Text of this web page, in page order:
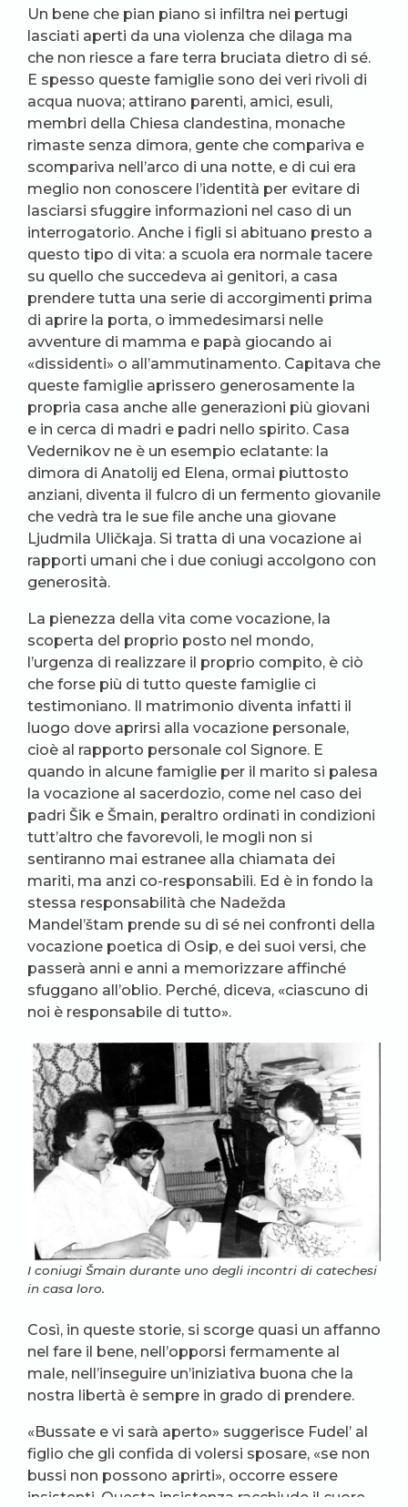
Un bene che pian piano si infiltra nei pertugi
lasciati aperti da una violenza che dilaga ma
che non riesce a fare terra bruciata dietro di sé.
E spesso queste famiglie sono dei veri rivoli di
acqua nuova; attirano parenti, amici, esuli,
membri della Chiesa clandestina, monache
rimaste senza dimora, gente che compariva e
scompariva nell’arco di una notte, e di cui era
meglio non conoscere l’identità per evitare di
lasciarsi sfuggire informazioni nel caso di un
interrogatorio. Anche i figli si abituano presto a
questo tipo di vita: a scuola era normale tacere
su quello che succedeva ai genitori, a casa
prendere tutta una serie di accorgimenti prima
di aprire la porta, o immedesimarsi nelle
avventure di mamma e papà giocando ai
«dissidenti» o all’ammutinamento. Capitava che
queste famiglie aprissero generosamente la
propria casa anche alle generazioni più giovani
e in cerca di madri e padri nello spirito. Casa
Vedernikov ne è un esempio eclatante: la
dimora di Anatolij ed Elena, ormai piuttosto
anziani, diventa il fulcro di un fermento giovanile
che vedrà tra le sue file anche una giovane
Ljudmila Uličkaja. Si tratta di una vocazione ai
rapporti umani che i due coniugi accolgono con
generosità.
La pienezza della vita come vocazione, la
scoperta del proprio posto nel mondo,
l’urgenza di realizzare il proprio compito, è ciò
che forse più di tutto queste famiglie ci
testimoniano. Il matrimonio diventa infatti il
luogo dove aprirsi alla vocazione personale,
cioè al rapporto personale col Signore. E
quando in alcune famiglie per il marito si palesa
la vocazione al sacerdozio, come nel caso dei
padri Šik e Šmain, peraltro ordinati in condizioni
tutt’altro che favorevoli, le mogli non si
sentiranno mai estranee alla chiamata dei
mariti, ma anzi co-responsabili. Ed è in fondo la
stessa responsabilità che Nadežda
Mandel’štam prende su di sé nei confronti della
vocazione poetica di Osip, e dei suoi versi, che
passerà anni e anni a memorizzare affinché
sfuggano all’oblio. Perché, diceva, «ciascuno di
noi è responsabile di tutto».
I coniugi Šmain durante uno degli incontri di catechesi
in casa loro.
Così, in queste storie, si scorge quasi un affanno
nel fare il bene, nell’opporsi fermamente al
male, nell’inseguire un’iniziativa buona che la
nostra libertà è sempre in grado di prendere.
«Bussate e vi sarà aperto» suggerisce Fudel’ al
figlio che gli confida di volersi sposare, «se non
bussi non possono aprirti», occorre essere
insistenti. Questa insistenza racchiude il cuore